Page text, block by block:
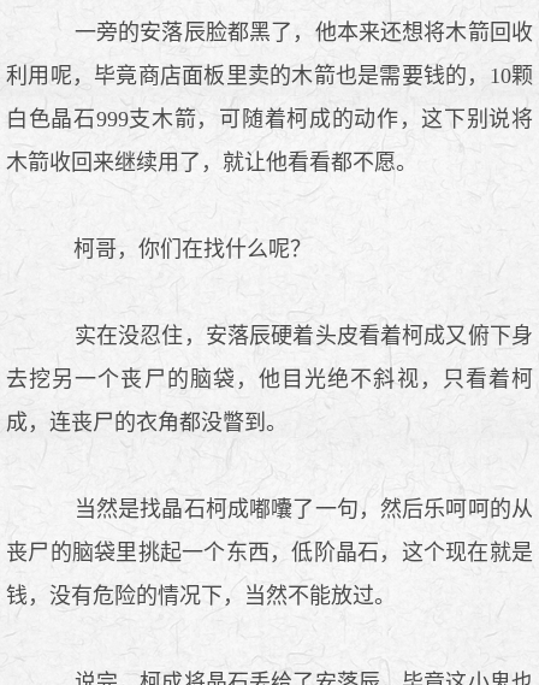
一旁的安落辰脸都黑了，他本来还想将木箭回收
利用呢，毕竟商店面板里卖的木箭也是需要钱的，10颗
白色晶石999支木箭，可随着柯成的动作，这下别说将
木箭收回来继续用了，就让他看看都不愿。
柯哥，你们在找什么呢？
实在没忍住，安落辰硬着头皮看着柯成又俯下身
去挖另一个丧尸的脑袋，他目光绝不斜视，只看着柯
成，连丧尸的衣角都没瞥到。
当然是找晶石柯成嘟囔了一句，然后乐呵呵的从
丧尸的脑袋里挑起一个东西，低阶晶石，这个现在就是
钱，没有危险的情况下，当然不能放过。